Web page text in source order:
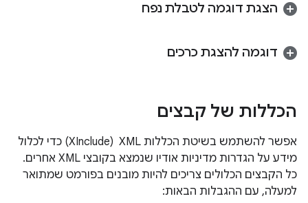
הצגת דוגמה לטבלת נפח
דוגמה להצגת כרכים
הכללות של קבצים
אפשר להשתמש בשיטת הכללות XML ‏ (XInclude) כדי לכלול
מידע על הגדרות מדיניות אודיו שנמצא בקובצי XML אחרים.
כל הקבצים הכלולים צריכים להיות מובנים בפורמט שמתואר
למעלה, עם ההגבלות הבאות: